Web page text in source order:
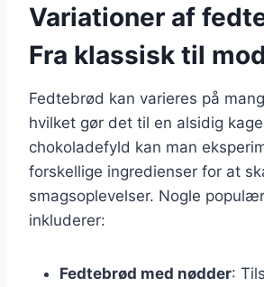
Variationer af
Fra klassisk til
Fedtebrød kan varieres på
hvilket gør det til en alsidig
chokoladefyld kan man
forskellige ingredienser for at
smagsoplevelser. Nogle
inkluderer:
Fedtebrød med nødder: